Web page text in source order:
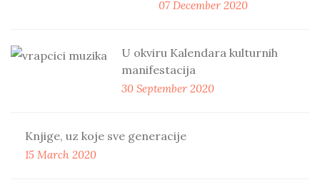
07 December 2020
U okviru Kalendara kulturnih
manifestacija
30 September 2020
Knjige, uz koje sve generacije
15 March 2020